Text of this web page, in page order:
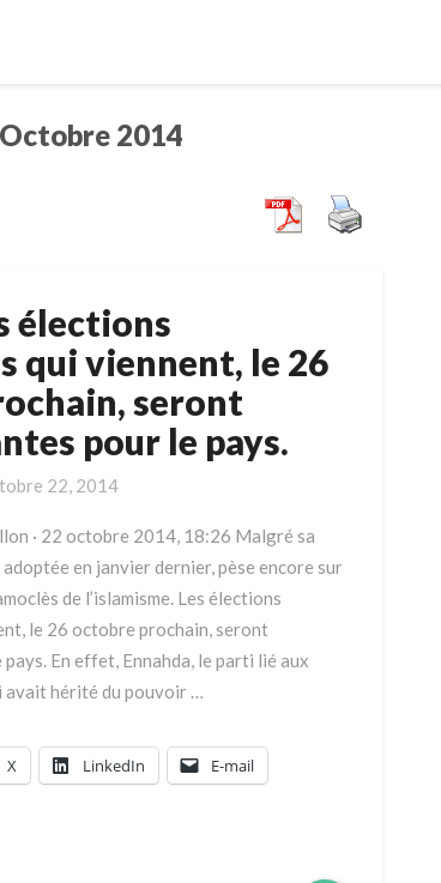
Octobre 2014
élections
qui viennent, le 26
seront
pour le pays.
22, 2014
· 22 octobre 2014, 18:26 Malgré sa
en janvier dernier, pèse encore sur
de l’islamisme. Les élections
le 26 octobre prochain, seront
En effet, Ennahda, le parti lié aux
avait hérité du pouvoir …
X LinkedIn E-mail